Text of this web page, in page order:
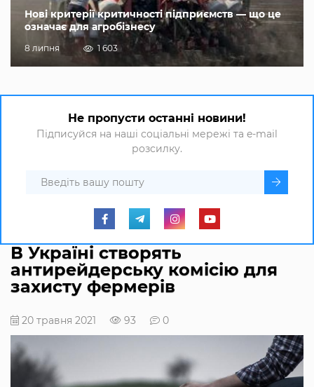
Нові критерії критичності підприємств — що це
означає для агробізнесу
8 липня 1 603
Не пропусти останні новини!
Підписуйся на наші соціальні мережі та e-mail
розсилку.
В Україні створять
антирейдерську комісію для
захисту фермерів
20 травня 2021 93 0